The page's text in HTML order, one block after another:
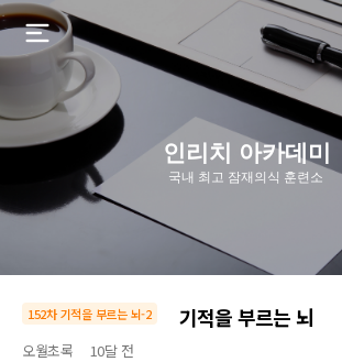
인리치 아카데미
국내 최고 잠재의식 훈련소
152차 기적을 부르는 뇌-2 기적을 부르는 뇌
오월초록 10달 전